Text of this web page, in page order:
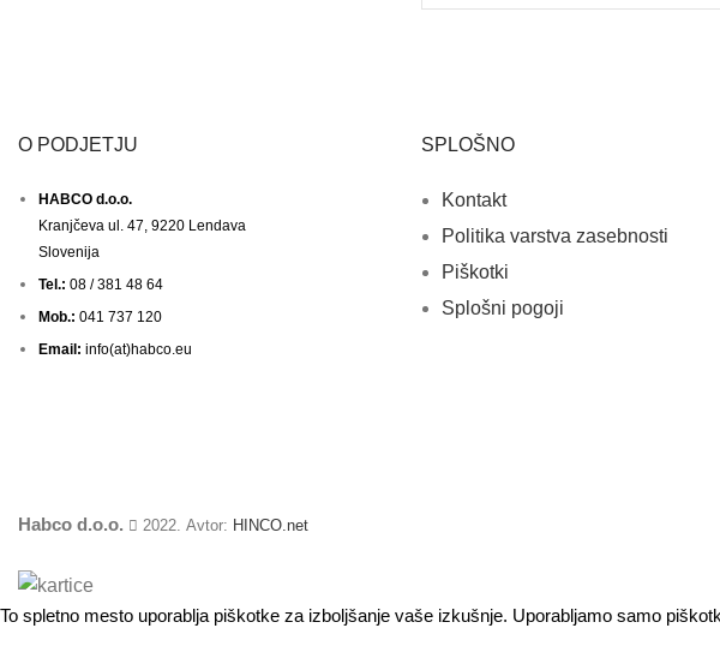
O PODJETJU
HABCO d.o.o.
Kranjčeva ul. 47, 9220 Lendava
Slovenija
Tel.: 08 / 381 48 64
Mob.: 041 737 120
Email: info(at)habco.eu
SPLOŠNO
Kontakt
Politika varstva zasebnosti
Piškotki
Splošni pogoji
Habco d.o.o. 2022. Avtor: HINCO.net
To spletno mesto uporablja piškotke za izboljšanje vaše izkušnje. Uporabljamo samo